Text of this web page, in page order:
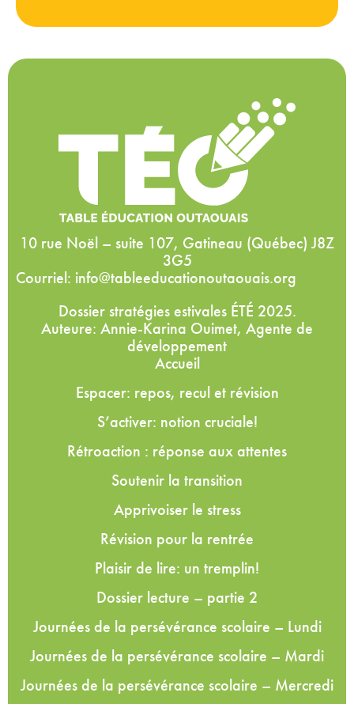
10 rue Noël – suite 107, Gatineau (Québec) J8Z
3G5
Courriel: info@tableeducationoutaouais.org
Dossier stratégies estivales ÉTÉ 2025.
Auteure: Annie-Karina Ouimet, Agente de
développement
Accueil
Espacer: repos, recul et révision
S’activer: notion cruciale!
Rétroaction : réponse aux attentes
Soutenir la transition
Apprivoiser le stress
Révision pour la rentrée
Plaisir de lire: un tremplin!
Dossier lecture – partie 2
Journées de la persévérance scolaire – Lundi
Journées de la persévérance scolaire – Mardi
Journées de la persévérance scolaire – Mercredi